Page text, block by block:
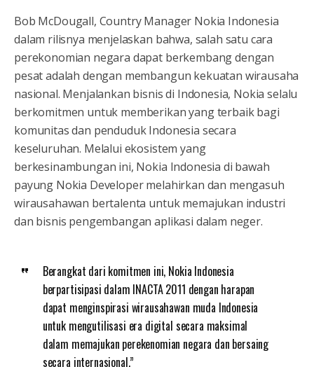
Bob McDougall, Country Manager Nokia Indonesia
dalam rilisnya menjelaskan bahwa, salah satu cara
perekonomian negara dapat berkembang dengan
pesat adalah dengan membangun kekuatan wirausaha
nasional. Menjalankan bisnis di Indonesia, Nokia selalu
berkomitmen untuk memberikan yang terbaik bagi
komunitas dan penduduk Indonesia secara
keseluruhan. Melalui ekosistem yang
berkesinambungan ini, Nokia Indonesia di bawah
payung Nokia Developer melahirkan dan mengasuh
wirausahawan bertalenta untuk memajukan industri
dan bisnis pengembangan aplikasi dalam neger.
Berangkat dari komitmen ini, Nokia Indonesia
berpartisipasi dalam INACTA 2011 dengan harapan
dapat menginspirasi wirausahawan muda Indonesia
untuk mengutilisasi era digital secara maksimal
dalam memajukan perekenomian negara dan bersaing
secara internasional.”